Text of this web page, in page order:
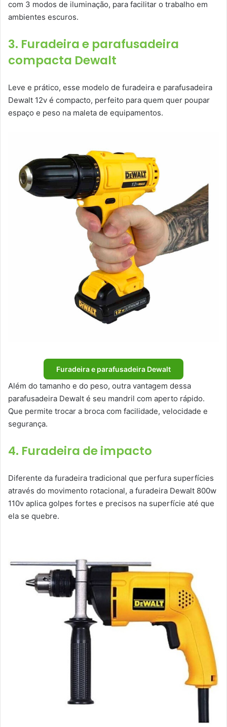
com 3 modos de iluminação, para facilitar o trabalho em
ambientes escuros.
3. Furadeira e parafusadeira
compacta Dewalt
Leve e prático, esse modelo de furadeira e parafusadeira
Dewalt 12v é compacto, perfeito para quem quer poupar
espaço e peso na maleta de equipamentos.
Furadeira e parafusadeira Dewalt
Além do tamanho e do peso, outra vantagem dessa
parafusadeira Dewalt é seu mandril com aperto rápido.
Que permite trocar a broca com facilidade, velocidade e
segurança.
4. Furadeira de impacto
Diferente da furadeira tradicional que perfura superfícies
através do movimento rotacional, a furadeira Dewalt 800w
110v aplica golpes fortes e precisos na superfície até que
ela se quebre.